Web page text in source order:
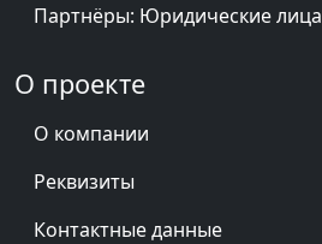
Партнёры: Юридические лица
О проекте
О компании
Реквизиты
Контактные данные